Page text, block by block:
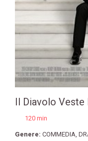
Il Diavolo Veste
120 min
Genere: COMMEDIA,